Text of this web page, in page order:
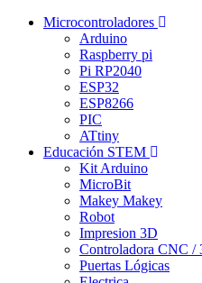
Microcontroladores
Arduino
Raspberry pi
Pi RP2040
ESP32
ESP8266
PIC
ATtiny
Educación STEM
Kit Arduino
MicroBit
Makey Makey
Robot
Impresion 3D
Controladora CNC /
Puertas Lógicas